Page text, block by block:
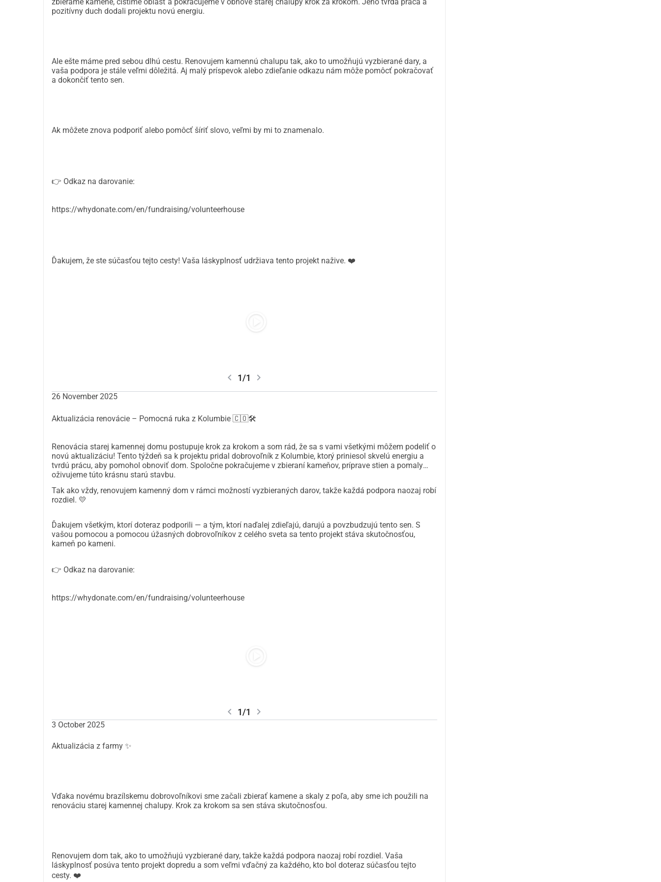
pozitívny duch dodali projektu novú energiu.
Ale ešte máme pred sebou dlhú cestu. Renovujem kamennú chalupu tak, ako to umožňujú vyzbierané dary, a
vaša podpora je stále veľmi dôležitá. Aj malý príspevok alebo zdieľanie odkazu nám môže pomôcť pokračovať
a dokončiť tento sen.
Ak môžete znova podporiť alebo pomôcť šíriť slovo, veľmi by mi to znamenalo.
👉 Odkaz na darovanie:
https://whydonate.com/en/fundraising/volunteerhouse
Ďakujem, že ste súčasťou tejto cesty! Vaša láskyplnosť udržiava tento projekt nažive. ❤️
chevron_left 1/1 chevron_right
26 November 2025
Aktualizácia renovácie – Pomocná ruka z Kolumbie 🇨🇴🛠️
Renovácia starej kamennej domu postupuje krok za krokom a som rád, že sa s vami všetkými môžem podeliť o
novú aktualizáciu! Tento týždeň sa k projektu pridal dobrovoľník z Kolumbie, ktorý priniesol skvelú energiu a
tvrdú prácu, aby pomohol obnoviť dom. Spoločne pokračujeme v zbieraní kameňov, príprave stien a pomaly
oživujeme túto krásnu starú stavbu.
Tak ako vždy, renovujem kamenný dom v rámci možností vyzbieraných darov, takže každá podpora naozaj robí
rozdiel. 💛
Ďakujem všetkým, ktorí doteraz podporili — a tým, ktorí naďalej zdieľajú, darujú a povzbudzujú tento sen. S
vašou pomocou a pomocou úžasných dobrovoľníkov z celého sveta sa tento projekt stáva skutočnosťou,
kameň po kameni.
👉 Odkaz na darovanie:
https://whydonate.com/en/fundraising/volunteerhouse
chevron_left 1/1 chevron_right
3 October 2025
Aktualizácia z farmy ✨
Vďaka novému brazílskemu dobrovoľníkovi sme začali zbierať kamene a skaly z poľa, aby sme ich použili na
renováciu starej kamennej chalupy. Krok za krokom sa sen stáva skutočnosťou.
Renovujem dom tak, ako to umožňujú vyzbierané dary, takže každá podpora naozaj robí rozdiel. Vaša
láskyplnosť posúva tento projekt dopredu a som veľmi vďačný za každého, kto bol doteraz súčasťou tejto
cesty. ❤️